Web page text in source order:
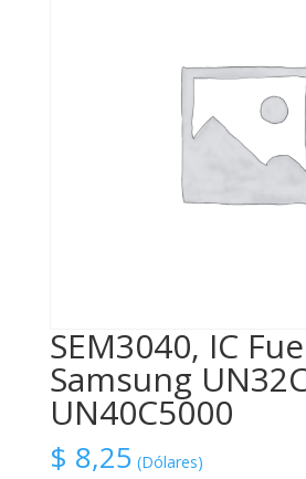
SEM3040, IC
Samsung
UN40C5000
$ 8,25 (Dólares)